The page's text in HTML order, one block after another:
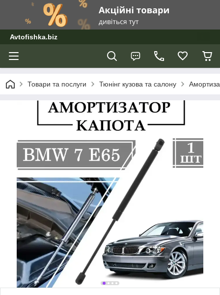
Avtofishka.biz
Товари та послуги Тюнінг кузова та салону